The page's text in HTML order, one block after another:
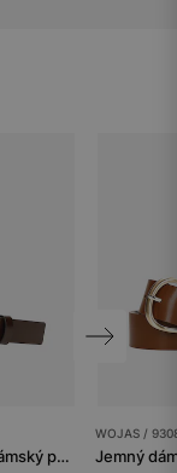
Tmavě hnědý dámský pásek se zlatou sponou
WOJAS /